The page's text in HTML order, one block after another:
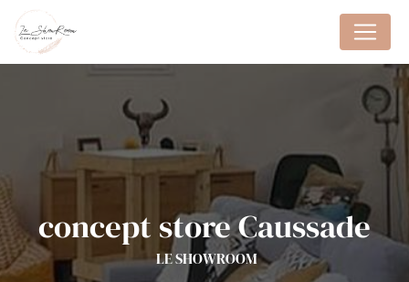
concept store Caussade
LE SHOWROOM
Panneau de gestion des cookies